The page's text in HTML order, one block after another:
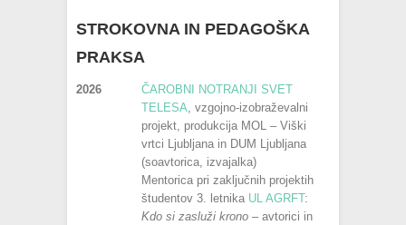
STROKOVNA IN PEDAGOŠKA
PRAKSA
2026
ČAROBNI NOTRANJI SVET
TELESA, vzgojno-izobraževalni
projekt, produkcija MOL – Viški
vrtci Ljubljana in DUM Ljubljana
(soavtorica, izvajalka)
Mentorica pri zaključnih projektih
študentov 3. letnika UL AGRFT:
Kdo si zasluži krono – avtorici in